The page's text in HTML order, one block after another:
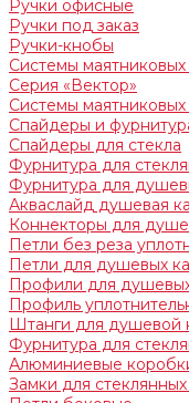
Ручки офисные
Ручки под заказ
Ручки-кнобы
Системы
Серия «Вектор»
Системы
Спайдеры и
Спайдеры для стекла
Фурнитура для
Фурнитура для
Акваслайд душевая
Коннекторы для
Петли без реза
Петли для душевых
Профили для
Профиль
Штанги для душевой
Фурнитура для
Алюминиевые
Замки для